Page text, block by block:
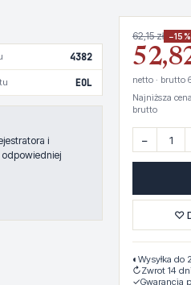
4382
EOL
i
62,15 zł −15%
netto · brutto
Najniższa
brutto
−
♡
◐ Wysyłka do
↻Zwrot 14
✓Gwarancja